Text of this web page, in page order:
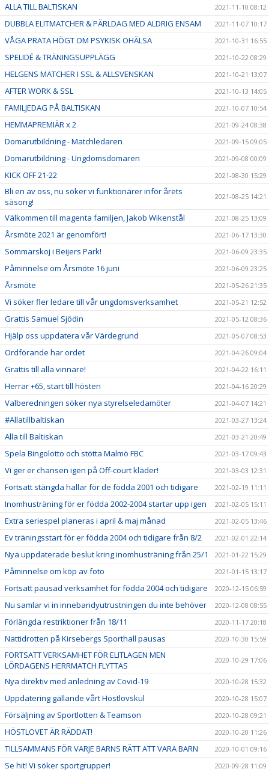
ALLA TILL BALTISKAN 2021-11-10 08:12
DUBBLA ELITMATCHER & PÄRLDAG MED ALDRIG ENSAM 2021-11-07 10:17
VÅGA PRATA HÖGT OM PSYKISK OHÄLSA 2021-10-31 16:55
SPELIDÉ & TRÄNINGSUPPLÄGG 2021-10-22 08:29
HELGENS MATCHER I SSL & ALLSVENSKAN 2021-10-21 13:07
AFTER WORK & SSL 2021-10-13 14:05
FAMILJEDAG PÅ BALTISKAN 2021-10-07 10:54
HEMMAPREMIÄR x 2 2021-09-24 08:38
Domarutbildning - Matchledaren 2021-09-15 09:05
Domarutbildning - Ungdomsdomaren 2021-09-08 00:09
KICK OFF 21-22 2021-08-30 15:29
Bli en av oss, nu söker vi funktionärer inför årets
säsong!
2021-08-25 14:21
Välkommen till magenta familjen, Jakob Wikenstål 2021-08-25 13:09
Årsmöte 2021 är genomfört! 2021-06-17 13:30
Sommarskoj i Beijers Park! 2021-06-09 23:35
Påminnelse om Årsmöte 16 juni 2021-06-09 23:25
Årsmöte 2021-05-26 21:35
Vi söker fler ledare till vår ungdomsverksamhet 2021-05-21 12:52
Grattis Samuel Sjödin 2021-05-12 08:36
Hjälp oss uppdatera vår Värdegrund 2021-05-07 08:53
Ordförande har ordet 2021-04-26 09:04
Grattis till alla vinnare! 2021-04-22 16:11
Herrar +65, start till hösten 2021-04-16 20:29
Valberedningen söker nya styrelseledamöter 2021-04-07 14:21
#Allatillbaltiskan 2021-03-27 13:24
Alla till Baltiskan 2021-03-21 20:49
Spela Bingolotto och stötta Malmö FBC 2021-03-17 09:43
Vi ger er chansen igen på Off-court kläder! 2021-03-03 12:31
Fortsatt stängda hallar för de födda 2001 och tidigare 2021-02-19 11:11
Inomhusträning för er födda 2002-2004 startar upp igen 2021-02-05 15:11
Extra seriespel planeras i april & maj månad 2021-02-05 13:46
Ev träningsstart för er födda 2004 och tidigare från 8/2 2021-02-01 22:14
Nya uppdaterade beslut kring inomhusträning från 25/1 2021-01-22 15:29
Påminnelse om köp av foto 2021-01-15 13:17
Fortsatt pausad verksamhet för födda 2004 och tidigare 2020-12-15 06:59
Nu samlar vi in innebandyutrustningen du inte behöver 2020-12-08 08:55
Förlängda restriktioner från 18/11 2020-11-17 20:18
Nattidrotten på Kirsebergs Sporthall pausas 2020-10-30 15:59
FORTSATT VERKSAMHET FÖR ELITLAGEN MEN
LÖRDAGENS HERRMATCH FLYTTAS
2020-10-29 17:06
Nya direktiv med anledning av Covid-19 2020-10-28 15:32
Uppdatering gällande vårt Höstlovskul 2020-10-28 15:07
Försäljning av Sportlotten & Teamson 2020-10-28 09:21
HÖSTLOVET ÄR RÄDDAT! 2020-10-20 11:26
TILLSAMMANS FÖR VARJE BARNS RÄTT ATT VARA BARN 2020-10-01 09:16
Se hit! Vi söker sportgrupper! 2020-09-28 11:09